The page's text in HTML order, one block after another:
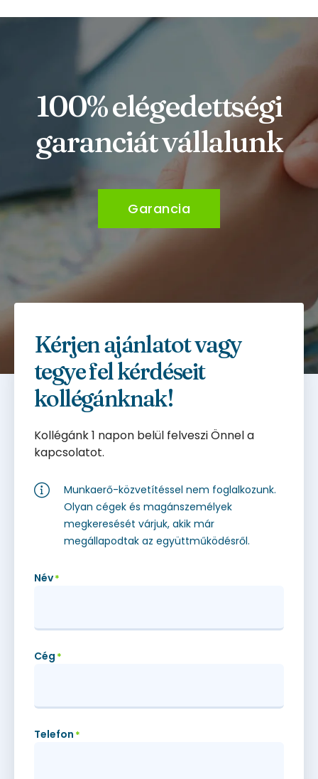
100% elégedettségi
garanciát vállalunk
Garancia
Kérjen ajánlatot vagy
tegye fel kérdéseit
kollégánknak!
Kollégánk 1 napon belül felveszi Önnel a
kapcsolatot.
Munkaerő-közvetítéssel nem foglalkozunk.
Olyan cégek és magánszemélyek
megkeresését várjuk, akik már
megállapodtak az együttműködésről.
Név*
Cég *
Telefon *